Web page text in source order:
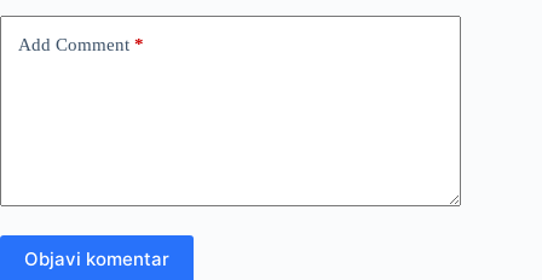
Add Comment *
Objavi komentar